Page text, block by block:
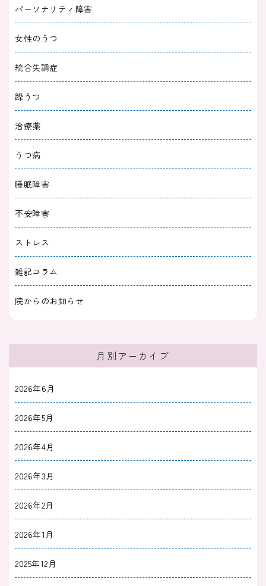
パーソナリティ障害
女性のうつ
統合失調症
躁うつ
治療薬
うつ病
睡眠障害
不安障害
ストレス
雑記コラム
院からのお知らせ
月別アーカイブ
2026年6月
2026年5月
2026年4月
2026年3月
2026年2月
2026年1月
2025年12月